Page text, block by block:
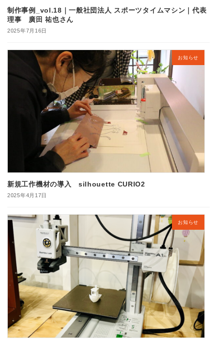
制作事例_vol.18｜一般社団法人 スポーツタイムマシン｜代表
理事 廣田 祐也さん
2025年7月16日
お知らせ
新規工作機材の導入 silhouette CURIO2
2025年4月17日
お知らせ